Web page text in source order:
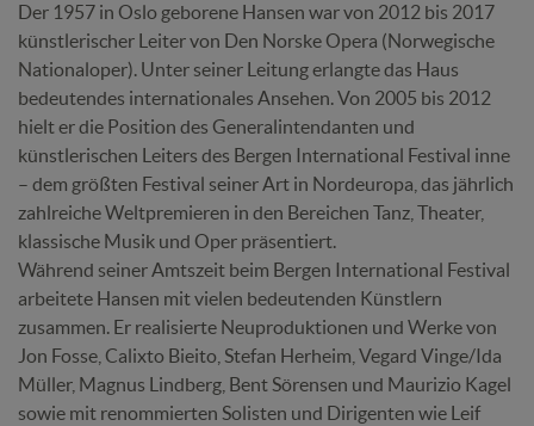
Der 1957 in Oslo geborene Hansen war von 2012 bis 2017
künstlerischer Leiter von Den Norske Opera (Norwegische
Nationaloper). Unter seiner Leitung erlangte das Haus
bedeutendes internationales Ansehen. Von 2005 bis 2012
hielt er die Position des Generalintendanten und
künstlerischen Leiters des Bergen International Festival inne
– dem größten Festival seiner Art in Nordeuropa, das jährlich
zahlreiche Weltpremieren in den Bereichen Tanz, Theater,
klassische Musik und Oper präsentiert.
Während seiner Amtszeit beim Bergen International Festival
arbeitete Hansen mit vielen bedeutenden Künstlern
zusammen. Er realisierte Neuproduktionen und Werke von
Jon Fosse, Calixto Bieito, Stefan Herheim, Vegard Vinge/Ida
Müller, Magnus Lindberg, Bent Sörensen und Maurizio Kagel
sowie mit renommierten Solisten und Dirigenten wie Leif